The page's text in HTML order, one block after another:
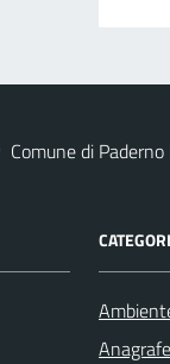
Comune di